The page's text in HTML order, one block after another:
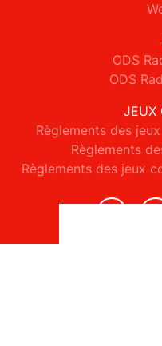
ODS
ODS
JEUX
Règlements des
Règlements
Règlements des jeux